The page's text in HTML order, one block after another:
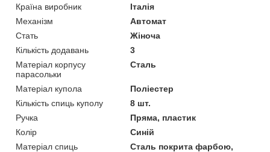
Країна виробник
Італія
Механізм
Автомат
Стать
Жіноча
Кількість додавань
3
Матеріал корпусу
парасольки
Сталь
Матеріал купола
Поліестер
Кількість спиць куполу
8 шт.
Ручка
Пряма, пластик
Колір
Синій
Матеріал спиць
Сталь покрита фарбою,